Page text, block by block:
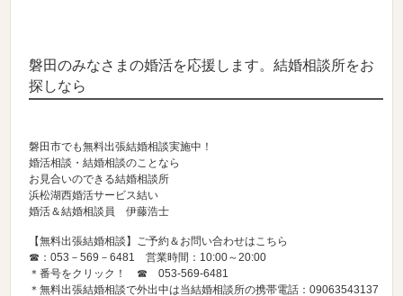
磐田のみなさまの婚活を応援します。結婚相談所をお
探しなら
磐田市でも無料出張結婚相談実施中！
婚活相談・結婚相談のことなら
お見合いのできる結婚相談所
浜松湖西婚活サービス結い
婚活＆結婚相談員 伊藤浩士
【無料出張結婚相談】ご予約＆お問い合わせはこちら
☎：053－569－6481 営業時間：10:00～20:00
＊番号をクリック！ ☎053-569-6481
＊無料出張結婚相談で外出中は当結婚相談所の携帯電話：09063543137